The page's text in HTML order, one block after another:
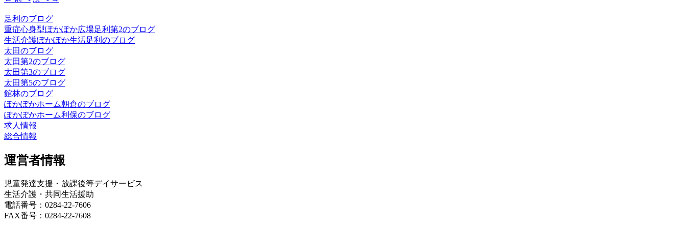
足利のブログ
重症心身型ぽかぽか広場足利第2のブログ
生活介護ぽかぽか生活足利のブログ
太田のブログ
太田第2のブログ
太田第3のブログ
太田第5のブログ
館林のブログ
ぽかぽかホーム朝倉のブログ
ぽかぽかホーム利保のブログ
求人情報
総合情報
運営者情報
児童発達支援・放課後等デイサービス
生活介護・共同生活援助
電話番号：0284-22-7606
FAX番号：0284-22-7608